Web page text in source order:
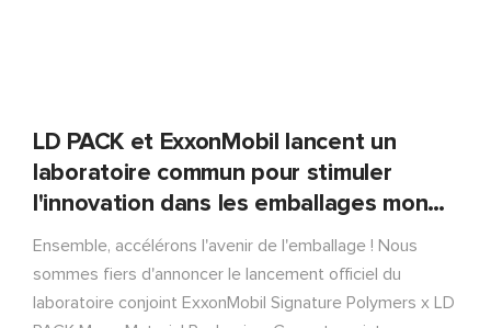
LD PACK et ExxonMobil lancent un
laboratoire commun pour stimuler
l'innovation dans les emballages mono-
matériaux recyclables
Ensemble, accélérons l'avenir de l'emballage ! Nous
sommes fiers d'annoncer le lancement officiel du
laboratoire conjoint ExxonMobil Signature Polymers x LD